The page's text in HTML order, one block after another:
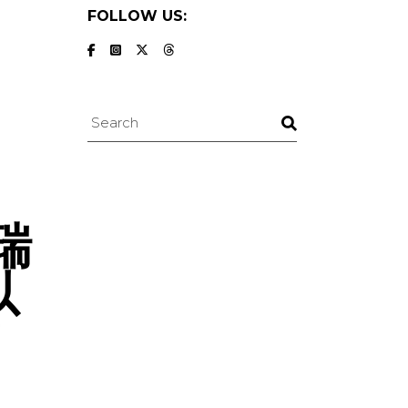
FOLLOW US:
Search